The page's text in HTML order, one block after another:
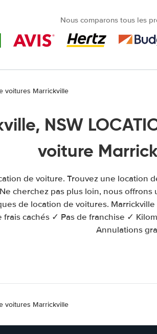
Nous comparons tous les
voitures Marrickville
NSW
voiture
de voiture. Trouvez une location
cherchez pas plus loin, nous
de location de voitures.
frais cachés ✓ Pas de franchise ✓
Annulations
voitures Marrickville